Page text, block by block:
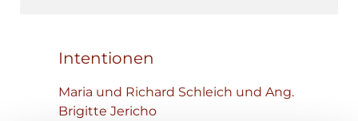
Intentionen
Maria und Richard Schleich und Ang.
Brigitte Jericho